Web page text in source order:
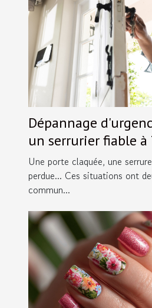
Dépannage
un serrurier fiable à
Une porte claquée, une
perdue... Ces situations ont
commun...